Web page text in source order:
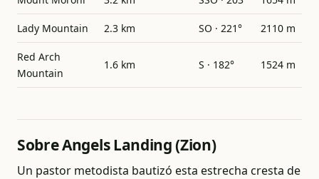
Lady Mountain 2.3 km SO · 221° 2110 m
Red Arch
Mountain
1.6 km S · 182° 1524 m
Sobre Angels Landing (Zion)
Un pastor metodista bautizó esta estrecha cresta de